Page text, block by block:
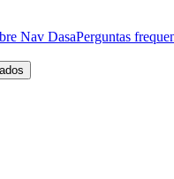
Nav DasaPerguntas